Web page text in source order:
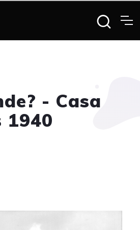
- Casa
1940